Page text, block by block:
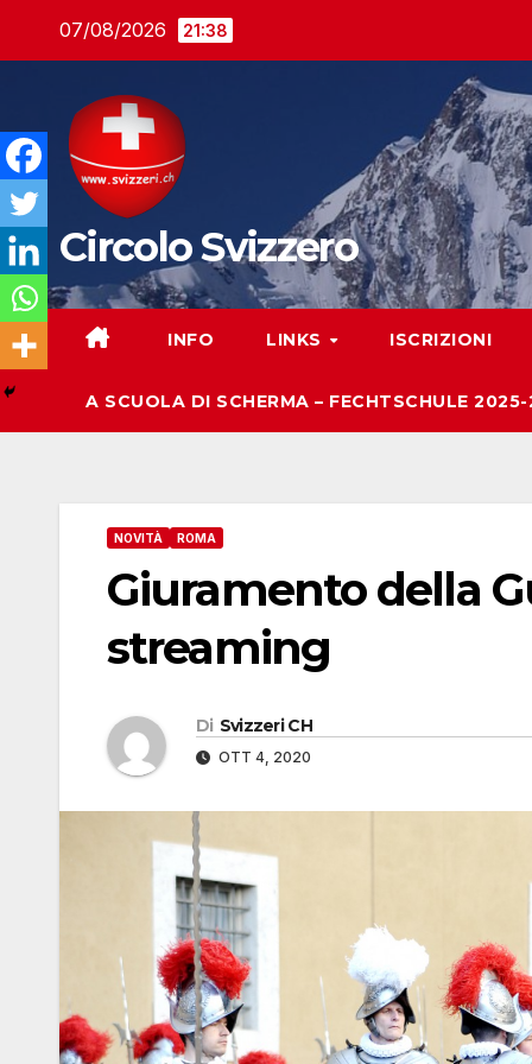
07/08/2026 21:38
Circolo Svizzero
INFO LINKS ISCRIZIONI
A SCUOLA DI SCHERMA – FECHTSCHULE
NOVITÀ ROMA
Giuramento della
streaming
Di Svizzeri CH
OTT 4, 2020